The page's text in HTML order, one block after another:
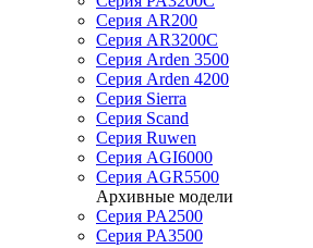
Серия AR200
Серия AR3200C
Серия Arden 3500
Серия Arden 4200
Серия Sierra
Серия Scand
Серия Ruwen
Серия AGI6000
Серия AGR5500
Архивные модели
Серия PA2500
Серия PA3500